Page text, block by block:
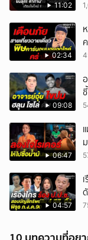
11:02
02:34
09:08
06:47
04:57